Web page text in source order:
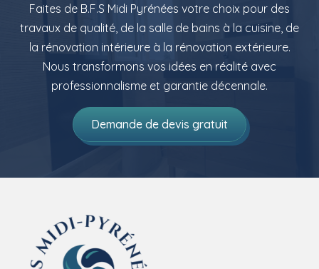
Faites de B.F.S Midi Pyrénées votre choix pour des
travaux de qualité, de la salle de bains à la cuisine, de
la rénovation intérieure à la rénovation extérieure.
Nous transformons vos idées en réalité avec
professionnalisme et garantie décennale.
Demande de devis gratuit